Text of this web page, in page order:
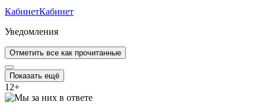
КабинетКабинет
Уведомления
Отметить все как прочитанные
Показать ещё
12+